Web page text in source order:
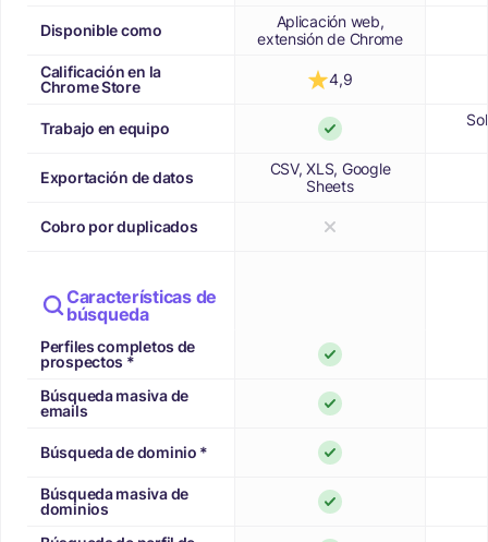
Disponible como
Aplicación web,
extensión de Chrome
Calificación en la
Chrome Store
4,9
Trabajo en equipo
Exportación de datos
CSV, XLS, Google
Sheets
Cobro por duplicados
Características de
búsqueda
Perfiles completos de
prospectos *
Búsqueda masiva de
emails
Búsqueda de dominio *
Búsqueda masiva de
dominios